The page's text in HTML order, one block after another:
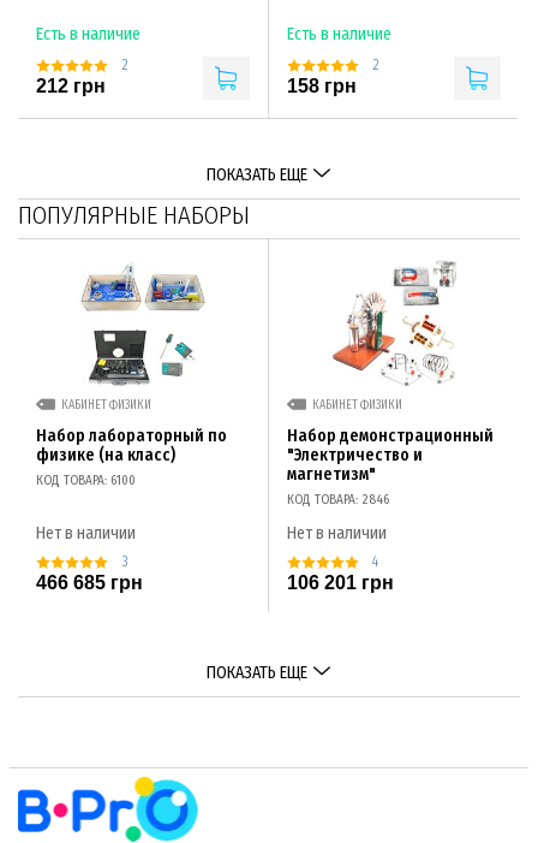
Есть в наличие
2
212 грн
Есть в наличие
2
158 грн
ПОКАЗАТЬ ЕЩЕ
ПОПУЛЯРНЫЕ НАБОРЫ
КАБИНЕТ ФИЗИКИ
Набор лабораторный по
физике (на класс)
КОД ТОВАРА: 6100
Нет в наличии
3
466 685 грн
КАБИНЕТ ФИЗИКИ
Набор демонстрационный
"Электричество и
магнетизм"
КОД ТОВАРА: 2846
Нет в наличии
4
106 201 грн
ПОКАЗАТЬ ЕЩЕ